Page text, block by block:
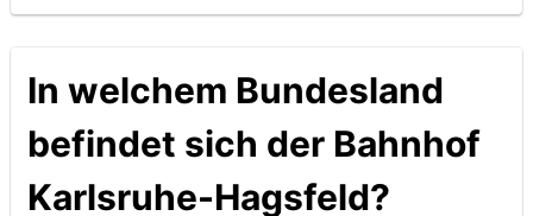
In welchem Bundesland
befindet sich der Bahnhof
Karlsruhe-Hagsfeld?